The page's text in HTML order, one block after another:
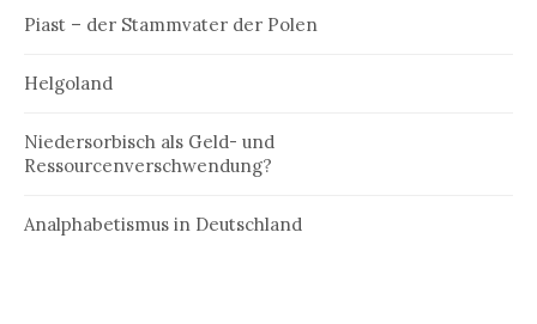
Piast – der Stammvater der Polen
Helgoland
Niedersorbisch als Geld- und
Ressourcenverschwendung?
Analphabetismus in Deutschland